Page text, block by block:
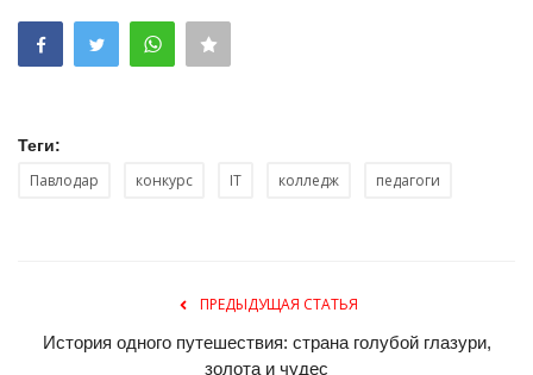
Теги:
Павлодар конкурс IT колледж педагоги
ПРЕДЫДУЩАЯ СТАТЬЯ
История одного путешествия: страна голубой глазури,
золота и чудес